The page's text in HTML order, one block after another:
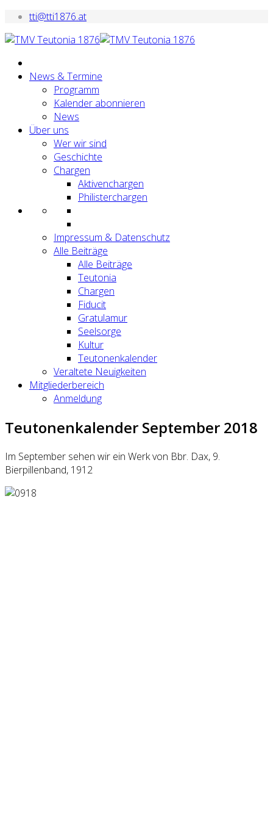
tti@tti1876.at
News & Termine
Programm
Kalender abonnieren
News
Über uns
Wer wir sind
Geschichte
Chargen
Aktivenchargen
Philisterchargen
Impressum & Datenschutz
Alle Beiträge
Alle Beiträge
Teutonia
Chargen
Fiducit
Gratulamur
Seelsorge
Kultur
Teutonenkalender
Veraltete Neuigkeiten
Mitgliederbereich
Anmeldung
Teutonenkalender September 2018
Im September sehen wir ein Werk von Bbr. Dax, 9.
Bierpillenband, 1912